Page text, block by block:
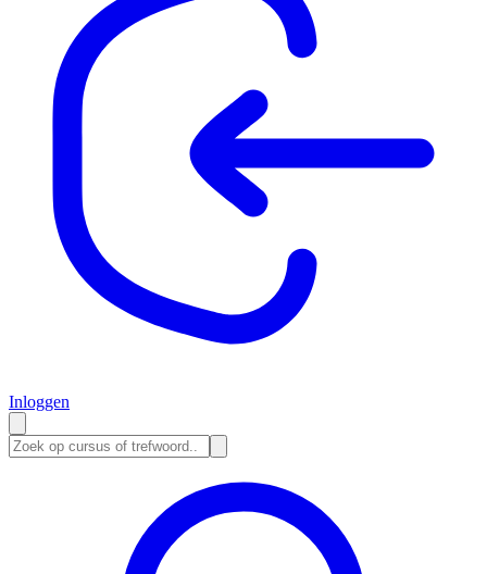
Inloggen